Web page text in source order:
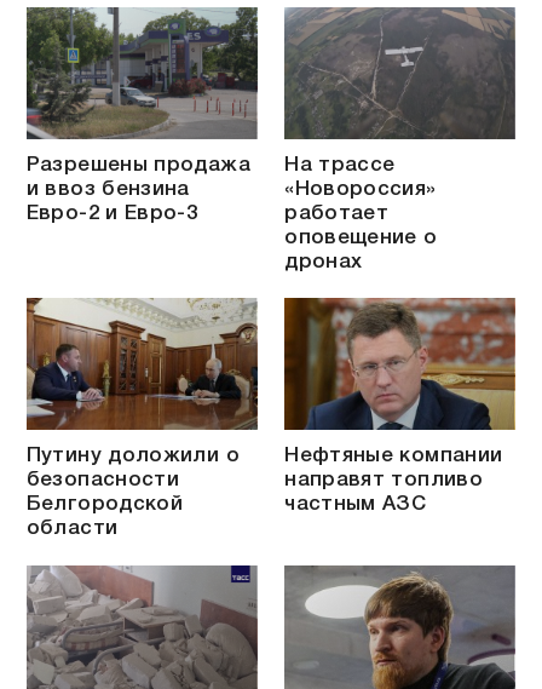
Разрешены продажа
и ввоз бензина
Евро-2 и Евро-3
На трассе
«Новороссия»
работает
оповещение о
дронах
Путину доложили о
безопасности
Белгородской
области
Нефтяные компании
направят топливо
частным АЗС